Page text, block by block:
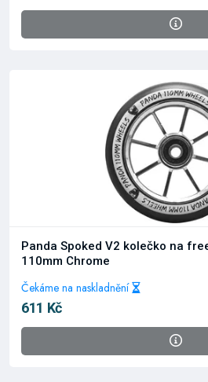
Panda Spoked V2 kolečko na
110mm Chrome
Čekáme na naskladnění
611 Kč